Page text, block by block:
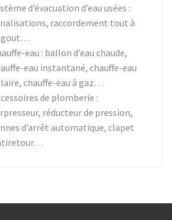
d’évacuation d’eau usées :
raccordement tout à
eau : ballon d’eau chaude,
eau instantané, chauffe-eau
chauffe-eau à gaz…
de plomberie :
réducteur de pression,
d’arrêt automatique, clapet